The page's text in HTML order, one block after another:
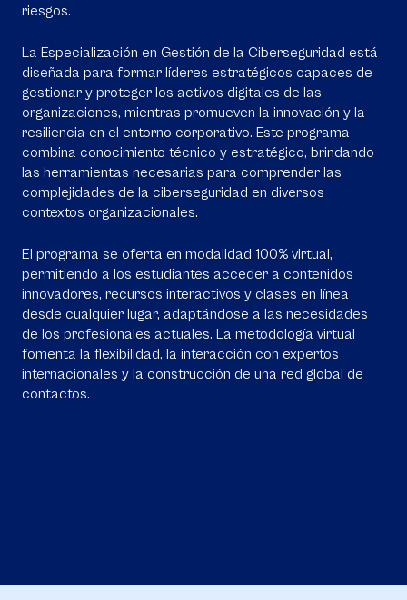
riesgos.
La Especialización en Gestión de la Ciberseguridad está
diseñada para formar líderes estratégicos capaces de
gestionar y proteger los activos digitales de las
organizaciones, mientras promueven la innovación y la
resiliencia en el entorno corporativo. Este programa
combina conocimiento técnico y estratégico, brindando
las herramientas necesarias para comprender las
complejidades de la ciberseguridad en diversos
contextos organizacionales.
El programa se oferta en modalidad 100% virtual,
permitiendo a los estudiantes acceder a contenidos
innovadores, recursos interactivos y clases en línea
desde cualquier lugar, adaptándose a las necesidades
de los profesionales actuales. La metodología virtual
fomenta la flexibilidad, la interacción con expertos
internacionales y la construcción de una red global de
contactos.